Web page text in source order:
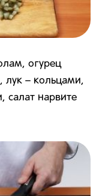
огурец
лук – кольцами,
салат нарвите